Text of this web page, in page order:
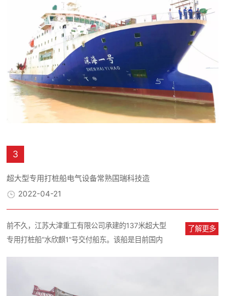
3
超大型专用打桩船电气设备常熟国瑞科技造
2022-04-21
前不久，江苏大津重工有限公司承建的137米超大型
专用打桩船“水欣麒1”号交付船东。该船是目前国内
了解更多